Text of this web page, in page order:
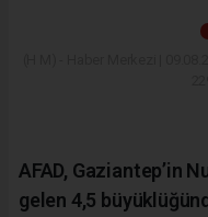
AFAD, Gaziantep’in
gelen 4,5